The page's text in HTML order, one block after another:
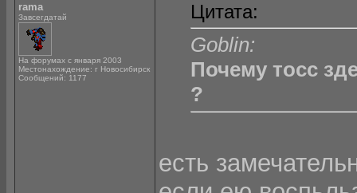
rama
Завсегдатай
На форумах с января 2003
Местонахождение: г Новосибирск
Сообщений: 1177
Цитата:
Goblin:
Почему тосс
?
есть